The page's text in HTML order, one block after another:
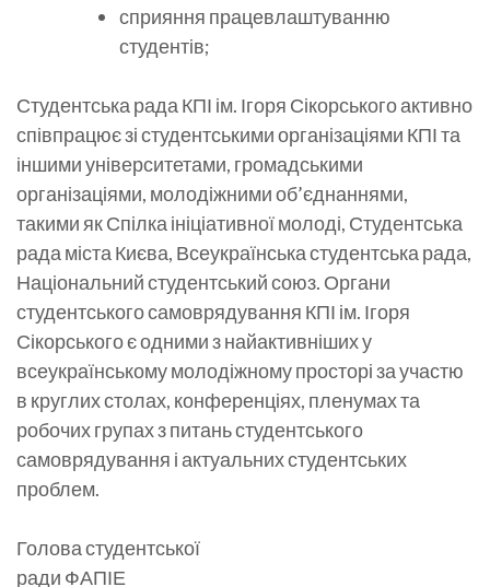
сприяння працевлаштуванню
студентів;
Студентська рада КПІ ім. Ігоря Сікорського активно
співпрацює зі студентськими організаціями КПІ та
іншими університетами, громадськими
організаціями, молодіжними об’єднаннями,
такими як Спілка ініціативної молоді, Студентська
рада міста Києва, Всеукраїнська студентська рада,
Національний студентський союз. Органи
студентського самоврядування КПІ ім. Ігоря
Сікорського є одними з найактивніших у
всеукраїнському молодіжному просторі за участю
в круглих столах, конференціях, пленумах та
робочих групах з питань студентського
самоврядування і актуальних студентських
проблем.
Голова студентської
ради ФАПІЕ